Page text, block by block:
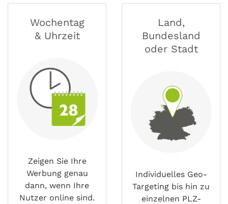
Wochentag
& Uhrzeit
Zeigen Sie Ihre
Werbung genau
dann, wenn Ihre
Nutzer online sind.
Land,
Bundesland
oder Stadt
Individuelles Geo-
Targeting bis hin zu
einzelnen PLZ-